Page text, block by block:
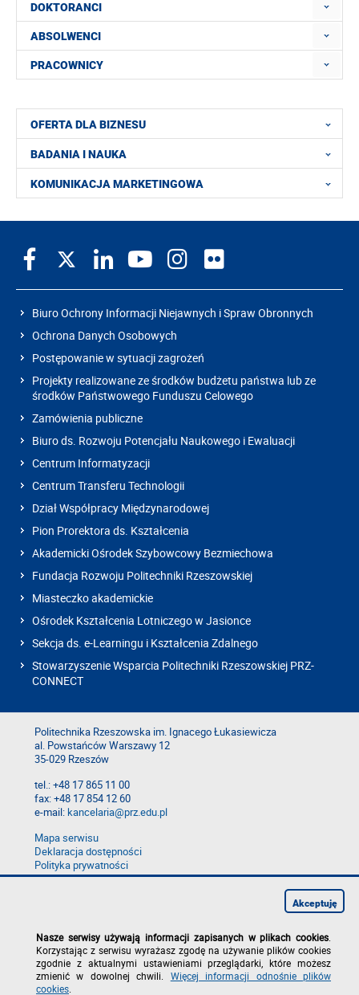
DOKTORANCI
ABSOLWENCI
PRACOWNICY
OFERTA DLA BIZNESU
BADANIA I NAUKA
KOMUNIKACJA MARKETINGOWA
Biuro Ochrony Informacji Niejawnych i Spraw Obronnych
Ochrona Danych Osobowych
Postępowanie w sytuacji zagrożeń
Projekty realizowane ze środków budżetu państwa lub ze
środków Państwowego Funduszu Celowego
Zamówienia publiczne
Biuro ds. Rozwoju Potencjału Naukowego i Ewaluacji
Centrum Informatyzacji
Centrum Transferu Technologii
Dział Współpracy Międzynarodowej
Pion Prorektora ds. Kształcenia
Akademicki Ośrodek Szybowcowy Bezmiechowa
Fundacja Rozwoju Politechniki Rzeszowskiej
Miasteczko akademickie
Ośrodek Kształcenia Lotniczego w Jasionce
Sekcja ds. e-Learningu i Kształcenia Zdalnego
Stowarzyszenie Wsparcia Politechniki Rzeszowskiej PRZ-
CONNECT
Politechnika Rzeszowska im. Ignacego Łukasiewicza
al. Powstańców Warszawy 12
35-029 Rzeszów
tel.: +48 17 865 11 00
fax: +48 17 854 12 60
e-mail:kancelaria@prz.edu.pl
Mapa serwisu
Deklaracja dostępności
Polityka prywatności
Zgłoś błąd na stronie
Nasze serwisy używają informacji zapisanych w plikach cookies
Korzystając z serwisu wyrażasz zgodę na używanie plików cookies
zgodnie z aktualnymi ustawieniami przeglądarki, które możesz
zmienić w dowolnej chwili. Więcej informacji odnośnie plików
cookies
Akceptuję